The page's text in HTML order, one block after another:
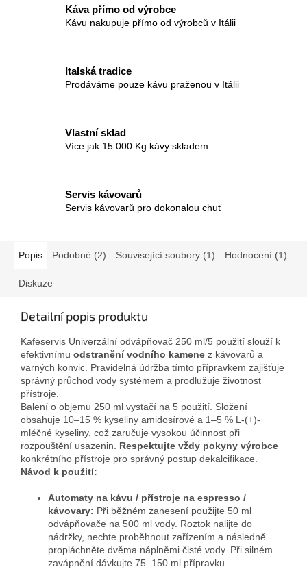
Káva přímo od výrobce
Kávu nakupuje přímo od výrobců v Itálii
Italská tradice
Prodáváme pouze kávu praženou v Itálii
Vlastní sklad
Více jak 15 000 Kg kávy skladem
Servis kávovarů
Servis kávovarů pro dokonalou chuť
Popis Podobné (2) Související soubory (1) Hodnocení (1)
Diskuze
Detailní popis produktu
Kafeservis Univerzální odvápňovač 250 ml/5 použití slouží k
efektivnímu odstranění vodního kamene z kávovarů a
varných konvic. Pravidelná údržba tímto přípravkem zajišťuje
správný průchod vody systémem a prodlužuje životnost
přístroje.
Balení o objemu 250 ml vystačí na 5 použití. Složení
obsahuje 10–15 % kyseliny amidosírové a 1–5 % L-(+)-
mléčné kyseliny, což zaručuje vysokou účinnost při
rozpouštění usazenin. Respektujte vždy pokyny výrobce
konkrétního přístroje pro správný postup dekalcifikace.
Návod k použití:
Automaty na kávu / přístroje na espresso /
kávovary: Při běžném zanesení použijte 50 ml
odvápňovače na 500 ml vody. Roztok nalijte do
nádržky, nechte proběhnout zařízením a následně
propláchněte dvěma náplněmi čisté vody. Při silném
zavápnění dávkujte 75–150 ml přípravku.